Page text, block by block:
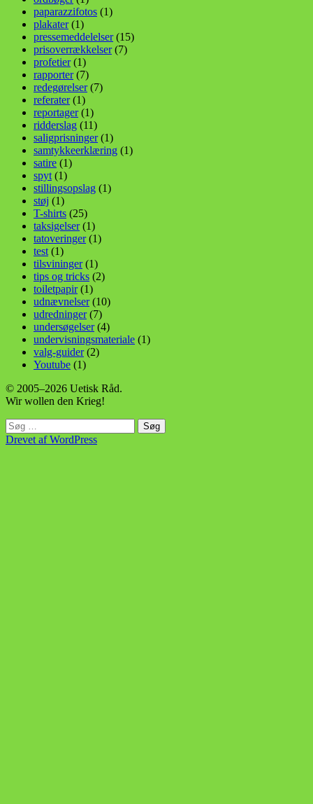
paparazzifotos (1)
plakater(1)
pressemeddelelser(15)
prisoverrækkelser(7)
profetier(1)
rapporter(7)
redegørelser(7)
referater(1)
reportager(1)
ridderslag (11)
saligprisninger(1)
samtykkeerklæring (1)
satire (1)
spyt (1)
stillingsopslag (1)
støj (1)
T-shirts (25)
taksigelser(1)
tatoveringer(1)
test (1)
tilsvininger(1)
tips og tricks (2)
toiletpapir(1)
udnævnelser(10)
udredninger(7)
undersøgelser(4)
undervisningsmateriale (1)
valg-guider(2)
Youtube (1)
© 2005–2026 Uetisk Råd.
Wir wollen den Krieg!
Søg
efter:
Drevet af WordPress